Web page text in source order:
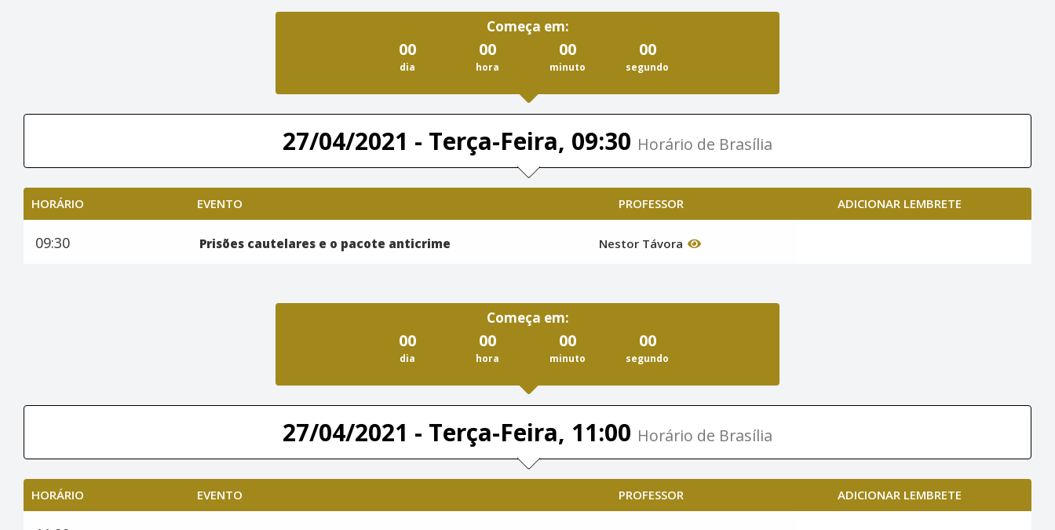
Começa em:
00
dia
00
hora
00
minuto
00
segundo
27/04/2021 - Terça-Feira, 09:30 Horário de Brasília
HORÁRIO EVENTO PROFESSOR ADICIONAR LEMBRETE
09:30 Prisões cautelares e o pacote anticrime Nestor Távora
Começa em:
00
dia
00
hora
00
minuto
00
segundo
27/04/2021 - Terça-Feira, 11:00 Horário de Brasília
HORÁRIO EVENTO PROFESSOR ADICIONAR LEMBRETE